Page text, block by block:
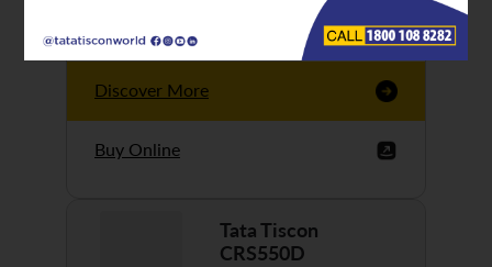
Discover More
Buy Online
Tata Tiscon
CRS550D